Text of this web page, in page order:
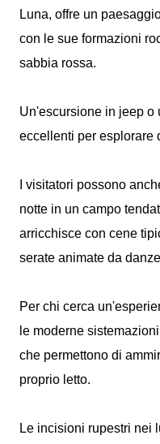
Luna, offre un
con le sue formazioni
sabbia rossa.
Un'escursione in jeep o
eccellenti per esplorare
I visitatori possono
notte in un campo
arricchisce con cene
serate animate da
Per chi cerca
le moderne
che permettono di
proprio letto.
Le incisioni rupestri nei